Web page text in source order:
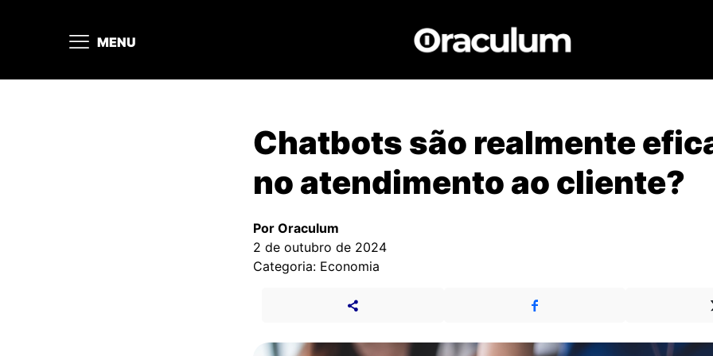
MENU
Chatbots são realmente
no atendimento ao cliente?
Por Oraculum
2 de outubro de 2024
Categoria: Economia